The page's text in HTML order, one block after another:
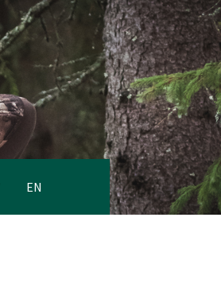
EN